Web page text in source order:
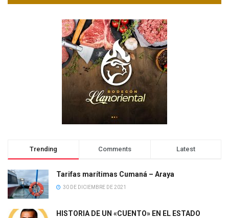
Trending Comments Latest
Tarifas marítimas Cumaná – Araya
30 DE DICIEMBRE DE 2021
HISTORIA DE UN «CUENTO» EN EL ESTADO